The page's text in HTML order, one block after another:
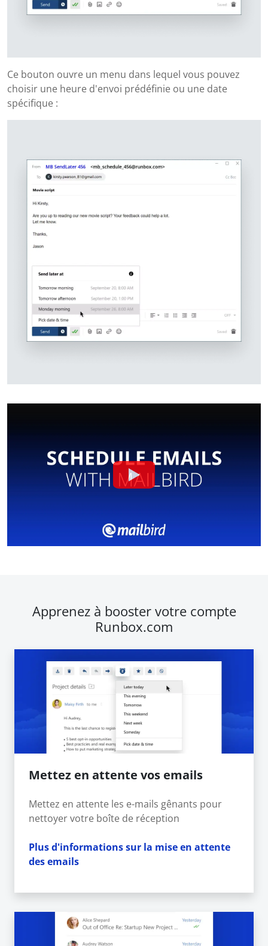
Ce bouton ouvre un menu dans lequel vous pouvez
choisir une heure d'envoi prédéfinie ou une date
spécifique :
Apprenez à booster votre compte
Runbox.com
Mettez en attente vos emails
Mettez en attente les e-mails gênants pour
nettoyer votre boîte de réception
Plus d'informations sur la mise en attente
des emails